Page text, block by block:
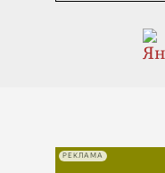
РЕКЛАМА